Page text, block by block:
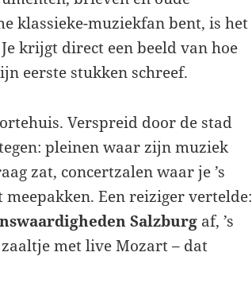
klassieke-muziekfan bent, is het
krijgt direct een beeld van hoe
eerste stukken schreef.
Verspreid door de stad
pleinen waar zijn muziek
zat, concertzalen waar je ’s
Een reiziger vertelde:
Salzburg af, ’s
met live Mozart – dat